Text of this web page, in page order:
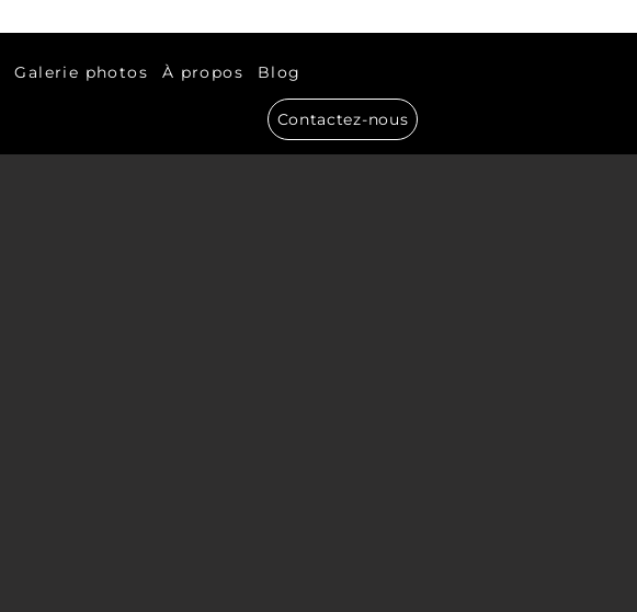
Galerie photos À propos Blog
Contactez-nous